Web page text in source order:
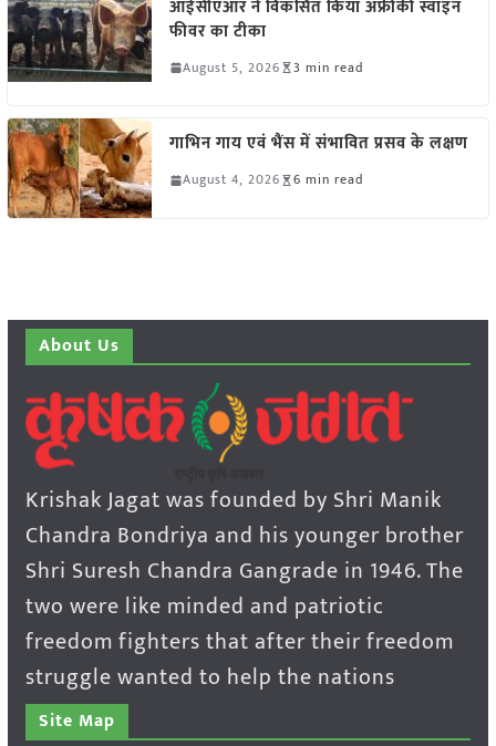
आईसीएआर ने विकसित किया अफ्रीकी स्वाइन
फीवर का टीका
August 5, 2026 3 min read
गाभिन गाय एवं भैंस में संभावित प्रसव के लक्षण
August 4, 2026 6 min read
About Us
Krishak Jagat was founded by Shri Manik
Chandra Bondriya and his younger brother
Shri Suresh Chandra Gangrade in 1946. The
two were like minded and patriotic
freedom fighters that after their freedom
struggle wanted to help the nations
Site Map